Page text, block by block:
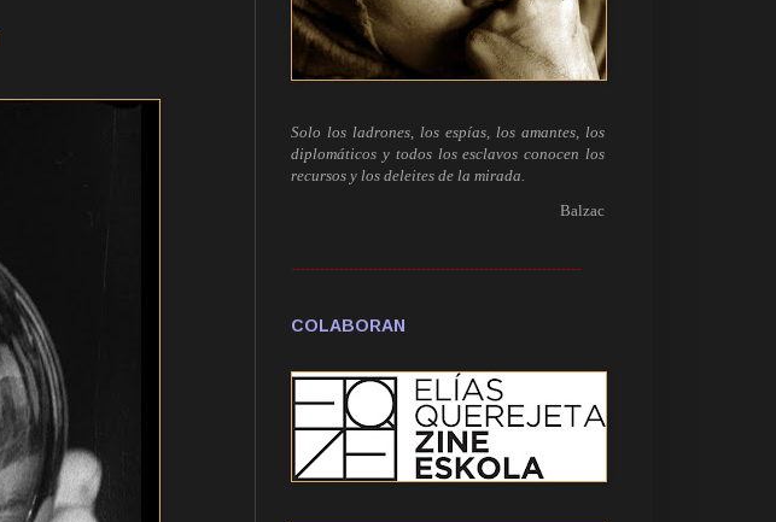
Solo los ladrones, los espías, los amantes, los
diplomáticos y todos los esclavos conocen los
recursos y los deleites de la mirada.
Balzac
------------------------------------------------------------
COLABORAN